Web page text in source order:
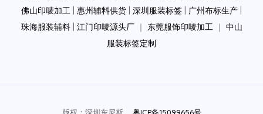
佛山印唛加工
惠州辅料供货 深圳服装标签 广州布标生产
珠海服装辅料| 江门印唛源头厂｜ 东莞服饰印唛加工｜ 中山
服装标签定制